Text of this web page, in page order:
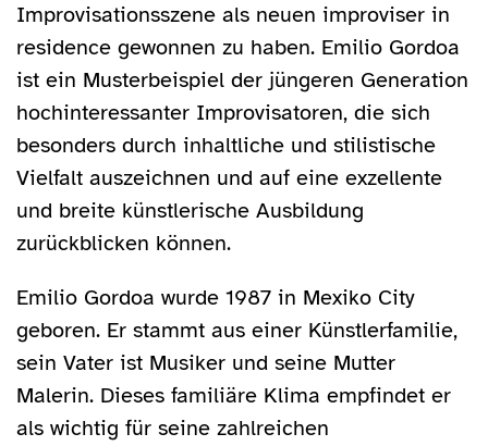
Improvisationsszene als neuen improviser in
residence gewonnen zu haben. Emilio Gordoa
ist ein Musterbeispiel der jüngeren Generation
hochinteressanter Improvisatoren, die sich
besonders durch inhaltliche und stilistische
Vielfalt auszeichnen und auf eine exzellente
und breite künstlerische Ausbildung
zurückblicken können.
Emilio Gordoa wurde 1987 in Mexiko City
geboren. Er stammt aus einer Künstlerfamilie,
sein Vater ist Musiker und seine Mutter
Malerin. Dieses familiäre Klima empfindet er
als wichtig für seine zahlreichen